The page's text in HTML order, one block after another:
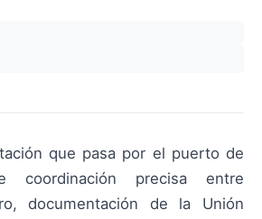
que pasa por el puerto de
coordinación precisa entre
documentación de la Unión